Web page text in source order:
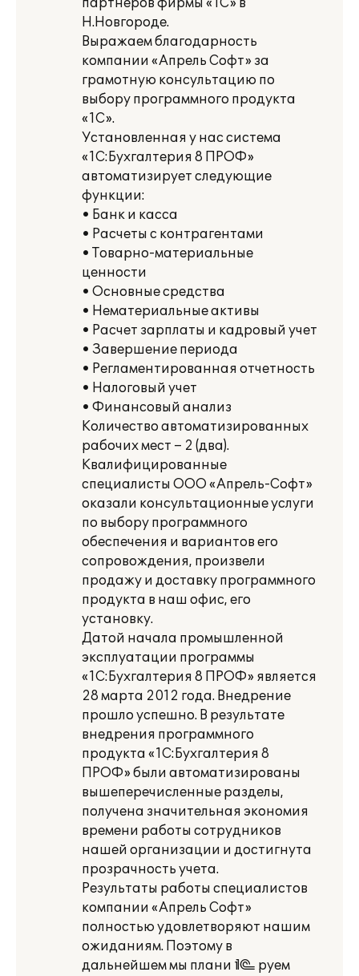
партнеров фирмы «1С» в
Н.Новгороде.
Выражаем благодарность
компании «Апрель Софт» за
грамотную консультацию по
выбору программного продукта
«1С».
Установленная у нас система
«1С:Бухгалтерия 8 ПРОФ»
автоматизирует следующие
функции:
• Банк и касса
• Расчеты с контрагентами
• Товарно-материальные
ценности
• Основные средства
• Нематериальные активы
• Расчет зарплаты и кадровый учет
• Завершение периода
• Регламентированная отчетность
• Налоговый учет
• Финансовый анализ
Количество автоматизированных
рабочих мест – 2 (два).
Квалифицированные
специалисты ООО «Апрель-Софт»
оказали консультационные услуги
по выбору программного
обеспечения и вариантов его
сопровождения, произвели
продажу и доставку программного
продукта в наш офис, его
установку.
Датой начала промышленной
эксплуатации программы
«1С:Бухгалтерия 8 ПРОФ» является
28 марта 2012 года. Внедрение
прошло успешно. В результате
внедрения программного
продукта «1С:Бухгалтерия 8
ПРОФ» были автоматизированы
вышеперечисленные разделы,
получена значительная экономия
времени работы сотрудников
нашей организации и достигнута
прозрачность учета.
Результаты работы специалистов
компании «Апрель Софт»
полностью удовлетворяют нашим
ожиданиям. Поэтому в
дальнейшем мы плани¬руем